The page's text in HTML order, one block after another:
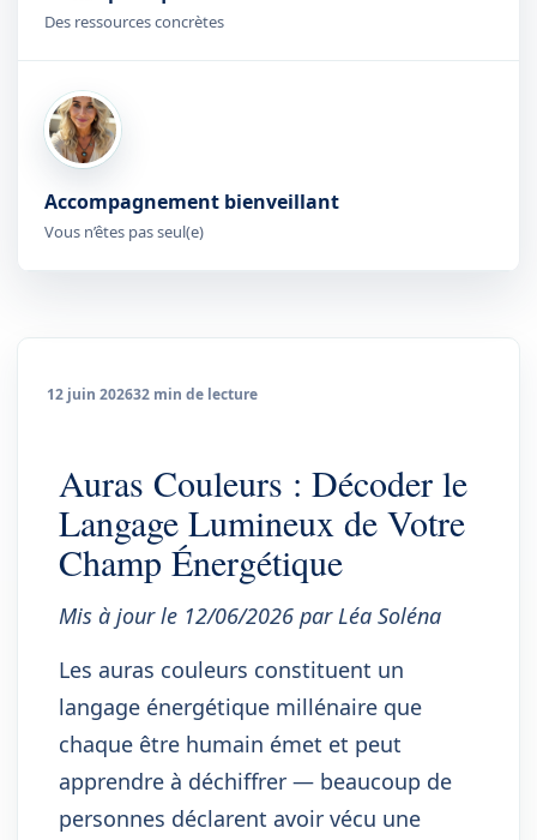
Des ressources concrètes
Accompagnement bienveillant
Vous n’êtes pas seul(e)
12 juin 202632 min de lecture
Auras Couleurs : Décoder le
Langage Lumineux de Votre
Champ Énergétique
Mis à jour le 12/06/2026 par Léa Soléna
Les auras couleurs constituent un
langage énergétique millénaire que
chaque être humain émet et peut
apprendre à déchiffrer — beaucoup de
personnes déclarent avoir vécu une